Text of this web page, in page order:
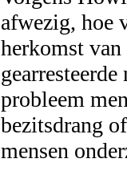
afwezig, hoe
herkomst
probleem
bezitsdrang
mensen